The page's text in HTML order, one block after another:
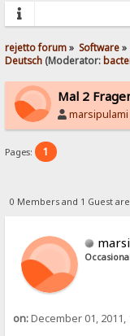
rejetto forum» Software»
Deutsch (Moderator:
Mal 2
marsipulami
Pages: 1
0 Members and 1 Guest
on:December 01, 2011,